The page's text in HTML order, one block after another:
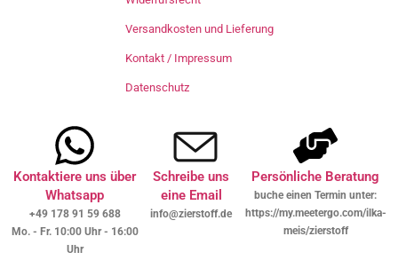
Versandkosten und Lieferung
Kontakt / Impressum
Datenschutz
Kontaktiere uns über
Whatsapp
+49 178 91 59 688
Mo. - Fr. 10:00 Uhr - 16:00
Uhr
Schreibe uns
eine Email
info@zierstoff.de
Persönliche Beratung
buche einen Termin unter:
https://my.meetergo.com/ilka-
meis/zierstoff